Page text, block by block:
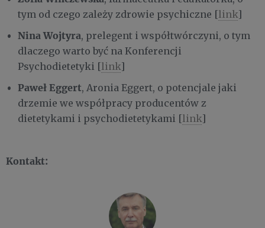
tym od czego zależy zdrowie psychiczne [link]
Nina Wojtyra, prelegent i współtwórczyni, o tym
dlaczego warto być na Konferencji
Psychodietetyki [link]
Paweł Eggert, Aronia Eggert, o potencjale jaki
drzemie we współpracy producentów z
dietetykami i psychodietetykami [link]
Kontakt: